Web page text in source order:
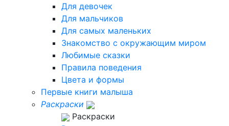
Для девочек
Для мальчиков
Для самых маленьких
Знакомство с окружающим миром
Любимые сказки
Правила поведения
Цвета и формы
Первые книги малыша
Раскраски
Раскраски